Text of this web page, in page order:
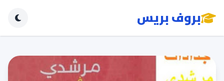
بروف بريس